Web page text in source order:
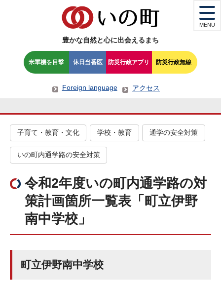
豊かな自然と心に出会えるまち
米軍機を目撃 休日当番医 防災行政アプリ 防災行政無線
Foreign language アクセス
MENU
子育て・教育・文化 学校・教育 通学の安全対策
いの町内通学路の安全対策
令和2年度いの町内通学路の対
策計画箇所一覧表「町立伊野
南中学校」
町立伊野南中学校